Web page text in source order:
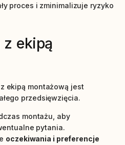
proces i zminimalizuje ryzyko
z ekipą
ekipą montażową jest
przedsięwzięcia.
montażu, aby
pytania.
oczekiwania i preferencje